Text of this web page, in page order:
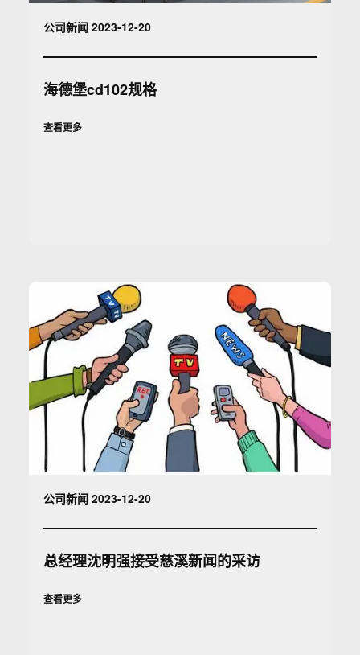
公司新闻 2023-12-20
海德堡cd102规格
查看更多
公司新闻 2023-12-20
总经理沈明强接受慈溪新闻的采访
查看更多